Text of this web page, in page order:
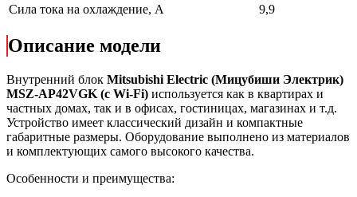
Сила тока на охлаждение, А
9,9
Описание модели
Внутренний блок Mitsubishi Electric (Мицубиши Электрик)
MSZ-AP42VGK (с Wi-Fi) используется как в квартирах и
частных домах, так и в офисах, гостиницах, магазинах и т.д.
Устройство имеет классический дизайн и компактные
габаритные размеры. Оборудование выполнено из материалов
и комплектующих самого высокого качества.
Особенности и преимущества: